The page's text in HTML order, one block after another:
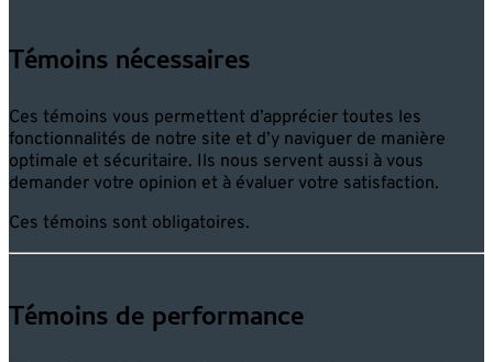
Témoins nécessaires
Ces témoins vous permettent d’apprécier toutes les
fonctionnalités de notre site et d’y naviguer de manière
optimale et sécuritaire. Ils nous servent aussi à vous
demander votre opinion et à évaluer votre satisfaction.
Ces témoins sont obligatoires.
Témoins de performance